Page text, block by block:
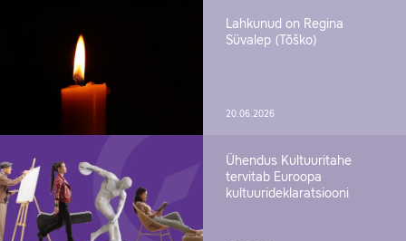
Lahkunud on Regina
Süvalep (Tõško)
20.06.2026
Ühendus Kultuuritahe
tervitab Euroopa
kultuurideklaratsiooni